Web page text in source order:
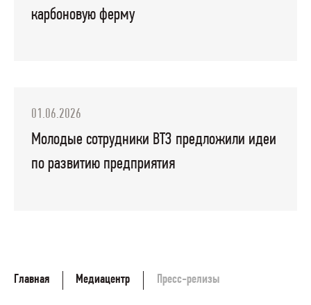
карбоновую ферму
01.06.2026
Молодые сотрудники ВТЗ предложили идеи
по развитию предприятия
Главная Медиацентр Пресс-релизы